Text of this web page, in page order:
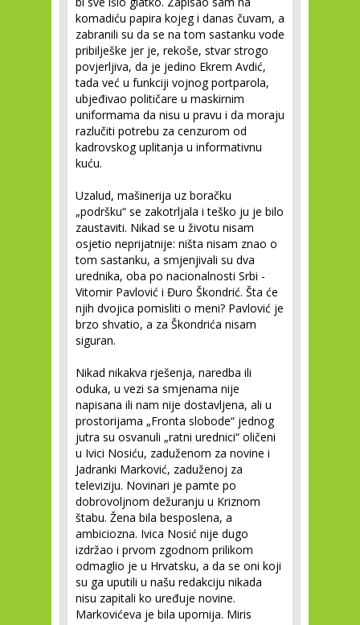
komadiću papira kojeg i danas čuvam, a
zabranili su da se na tom sastanku vode
pribilješke jer je, rekoše, stvar strogo
povjerljiva, da je jedino Ekrem Avdić,
tada već u funkciji vojnog portparola,
ubjeđivao političare u maskirnim
uniformama da nisu u pravu i da moraju
razlučiti potrebu za cenzurom od
kadrovskog uplitanja u informativnu
kuću.
Uzalud, mašinerija uz boračku
„podršku“ se zakotrljala i teško ju je bilo
zaustaviti. Nikad se u životu nisam
osjetio neprijatnije: ništa nisam znao o
tom sastanku, a smjenjivali su dva
urednika, oba po nacionalnosti Srbi -
Vitomir Pavlović i Đuro Škondrić. Šta će
njih dvojica pomisliti o meni? Pavlović je
brzo shvatio, a za Škondrića nisam
siguran.
Nikad nikakva rješenja, naredba ili
oduka, u vezi sa smjenama nije
napisana ili nam nije dostavljena, ali u
prostorijama „Fronta slobode“ jednog
jutra su osvanuli „ratni urednici“ oličeni
u Ivici Nosiću, zaduženom za novine i
Jadranki Marković, zaduženoj za
televiziju. Novinari je pamte po
dobrovoljnom dežuranju u Kriznom
štabu. Žena bila besposlena, a
ambiciozna. Ivica Nosić nije dugo
izdržao i prvom zgodnom prilikom
odmaglio je u Hrvatsku, a da se oni koji
su ga uputili u našu redakciju nikada
nisu zapitali ko uređuje novine.
Markovićeva je bila upornija. Miris